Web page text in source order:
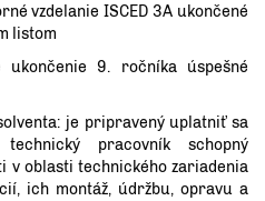
vzdelanie ISCED 3A ukončené
listom
ukončenie 9. ročníka úspešné
je pripravený uplatniť sa
pracovník schopný
v oblasti technického zariadenia
ich montáž, údržbu, opravu a